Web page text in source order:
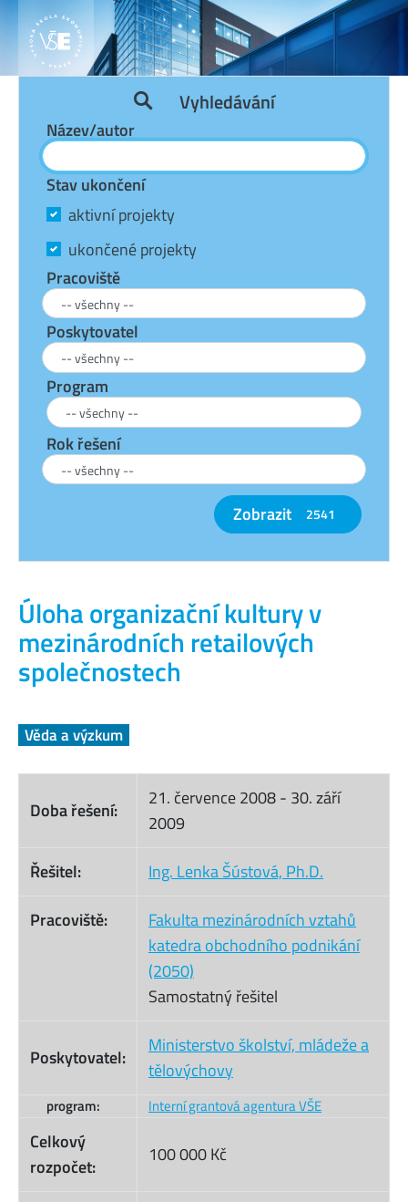
Úloha organizační kultury v
mezinárodních retailových
společnostech
Věda a výzkum
Doba řešení:
21. července 2008- 30. září
2009
Řešitel:
Ing. Lenka Šústová, Ph.D.
Pracoviště:
Fakulta mezinárodních vztahů
katedra obchodního podnikání
(2050)
Samostatný řešitel
Poskytovatel:
Ministerstvo školství, mládeže a
tělovýchovy
program: Interní grantová agentura VŠE
Celkový
rozpočet:
100 000 Kč
Vyhledávání
Název/autor
Stav ukončení
aktivní projekty
ukončené projekty
Pracoviště
Poskytovatel
Program
Rok řešení
Zobrazit 2541